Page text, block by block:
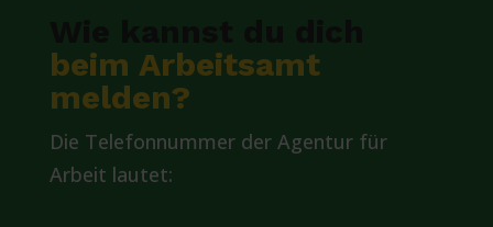
beim Arbeitsamt
melden?
Die Telefonnummer der Agentur für
Arbeit lautet: